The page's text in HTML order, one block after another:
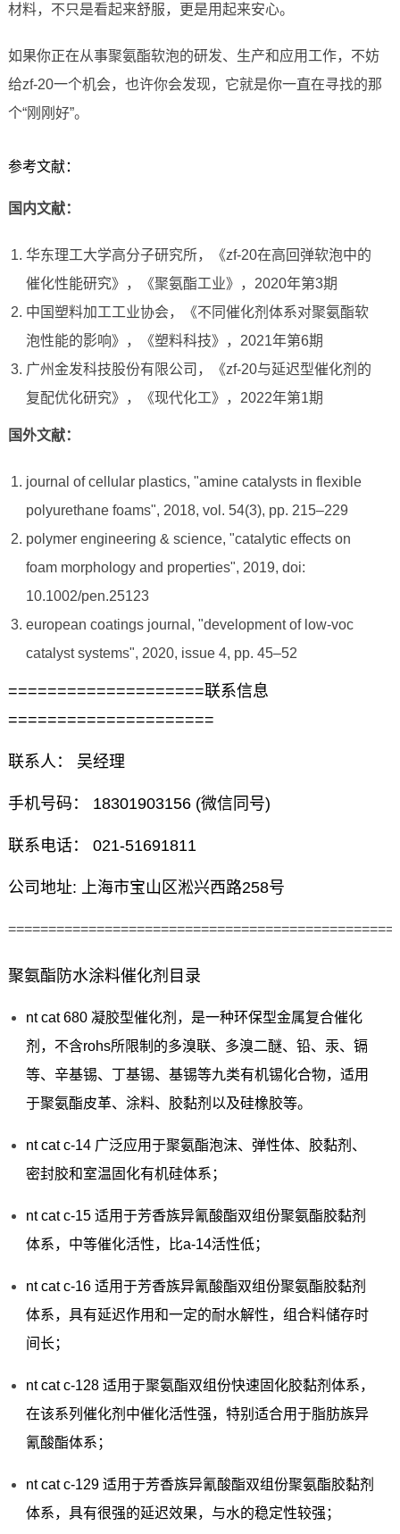
材料，不只是看起来舒服，更是用起来安心。
如果你正在从事聚氨酯软泡的研发、生产和应用工作，不妨
给zf-20一个机会，也许你会发现，它就是你一直在寻找的那
个“刚刚好”。
参考文献：
国内文献：
华东理工大学高分子研究所，《zf-20在高回弹软泡中的
催化性能研究》，《聚氨酯工业》，2020年第3期
中国塑料加工工业协会，《不同催化剂体系对聚氨酯软
泡性能的影响》，《塑料科技》，2021年第6期
广州金发科技股份有限公司，《zf-20与延迟型催化剂的
复配优化研究》，《现代化工》，2022年第1期
国外文献：
journal of cellular plastics, "amine catalysts in flexible
polyurethane foams", 2018, vol. 54(3), pp. 215–229
polymer engineering & science, "catalytic effects on
foam morphology and properties", 2019, doi:
10.1002/pen.25123
european coatings journal, "development of low-voc
catalyst systems", 2020, issue 4, pp. 45–52
====================联系信息
=====================
联系人： 吴经理
手机号码： 18301903156 (微信同号)
联系电话： 021-51691811
公司地址: 上海市宝山区淞兴西路258号
聚氨酯防水涂料催化剂目录
nt cat 680 凝胶型催化剂，是一种环保型金属复合催化
剂，不含rohs所限制的多溴联、多溴二醚、铅、汞、镉
等、辛基锡、丁基锡、基锡等九类有机锡化合物，适用
于聚氨酯皮革、涂料、胶黏剂以及硅橡胶等。
nt cat c-14 广泛应用于聚氨酯泡沫、弹性体、胶黏剂、
密封胶和室温固化有机硅体系；
nt cat c-15 适用于芳香族异氰酸酯双组份聚氨酯胶黏剂
体系，中等催化活性，比a-14活性低；
nt cat c-16 适用于芳香族异氰酸酯双组份聚氨酯胶黏剂
体系，具有延迟作用和一定的耐水解性，组合料储存时
间长；
nt cat c-128 适用于聚氨酯双组份快速固化胶黏剂体系，
在该系列催化剂中催化活性强，特别适合用于脂肪族异
氰酸酯体系；
nt cat c-129 适用于芳香族异氰酸酯双组份聚氨酯胶黏剂
体系，具有很强的延迟效果，与水的稳定性较强；